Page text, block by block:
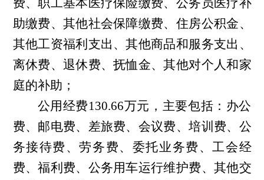
助缴费、其他社会保障缴费、住房公积金、
其他工资福利支出、其他商品和服务支出、
离休费、退休费、抚恤金、其他对个人和家
庭的补助；
公用经费130.66万元，主要包括：办公
费、邮电费、差旅费、会议费、培训费、公
务接待费、劳务费、委托业务费、工会经
费、福利费、公务用车运行维护费、其他交